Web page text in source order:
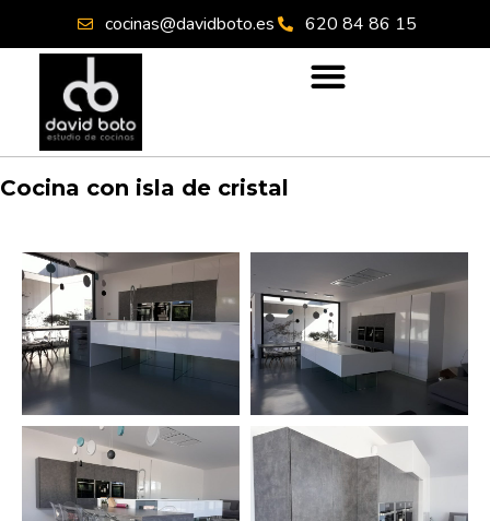
cocinas@davidboto.es 620 84 86 15
Cocina con isla de cristal